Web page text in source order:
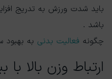
باید شدت ورزش به تدریج
باشد .
چگونه فعالیت بدنی به
ارتباط وزن بالا با